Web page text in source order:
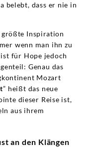
belebt, dass er nie in
größte Inspiration
wenn man ihn zu
für Hope jedoch
Genau das
Mozart
” heißt das neue
dieser Reise ist,
aus ihrem
an den Klängen